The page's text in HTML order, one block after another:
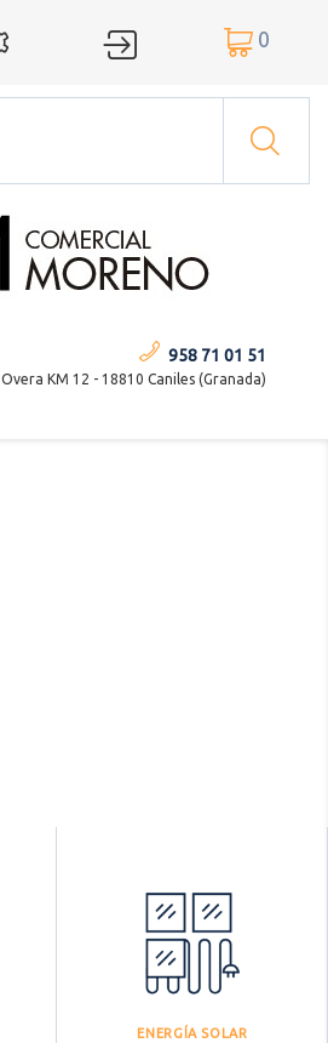
  0
958 71 01 51
KM 12 - 18810 Caniles (Granada)
ENERGÍA SOLAR